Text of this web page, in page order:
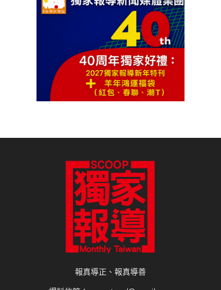
報真導正、報真導善
爆料信箱：scooptwed@gmail.com
讀者投書：scooptwre@gmail.com
網路廣告刊登
隱私權說明 授權申請程序 網站使用條款